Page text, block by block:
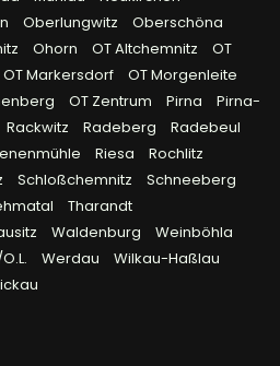
Oberlungwitz
Oberschöna
Ohorn OT Altchemnitz
OT
OT Markersdorf
OT Morgenleite
OT Zentrum Pirna
Pirna-
Rackwitz Radeberg
Radebeul
Riesa
Rochlitz
Schloßchemnitz
Schneeberg
Tharandt
Waldenburg
Weinböhla
Werdau
Wilkau-Haßlau